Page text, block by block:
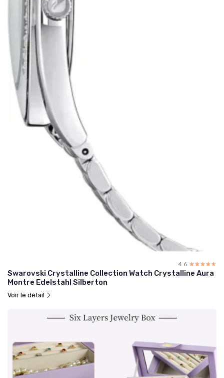
4.6 ☆☆☆☆☆
★★★★★
Swarovski Crystalline Collection Watch Crystalline Aura
Montre Edelstahl Silberton
Voir le détail